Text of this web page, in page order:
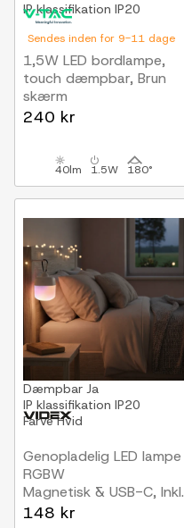
Sendes inden for 9-11 dage
IP klassifikation IP20
1,5W LED bordlampe,
touch dæmpbar, Brun
skærm
CCT, genopladelig,
240 kr
40lm 1.5W 180°
Dæmpbar Ja
IP klassifikation IP20
FarveHvid
Genopladelig LED lampe
RGBW
Magnetisk & USB-C, Inkl.
Fjernbetjening &
148 kr